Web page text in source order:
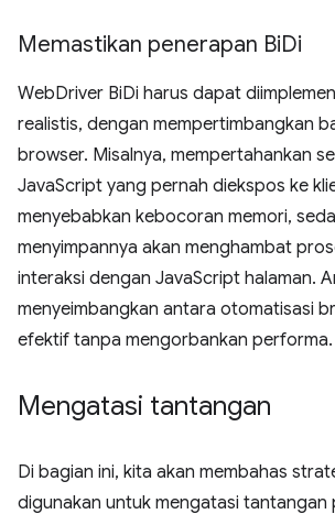
Memastikan penerapan BiDi
WebDriver BiDi harus dapat
realistis, dengan mempertimbangkan
browser. Misalnya, mempertahankan
JavaScript yang pernah diekspos ke
menyebabkan kebocoran memori,
menyimpannya akan menghambat
interaksi dengan JavaScript halaman.
menyeimbangkan antara otomatisasi
efektif tanpa mengorbankan performa.
Mengatasi tantangan
Di bagian ini, kita akan membahas
digunakan untuk mengatasi tantangan